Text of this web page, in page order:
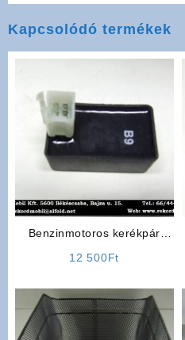
Kapcsolódó termékek
Benzinmotoros kerékpár
12 500Ft